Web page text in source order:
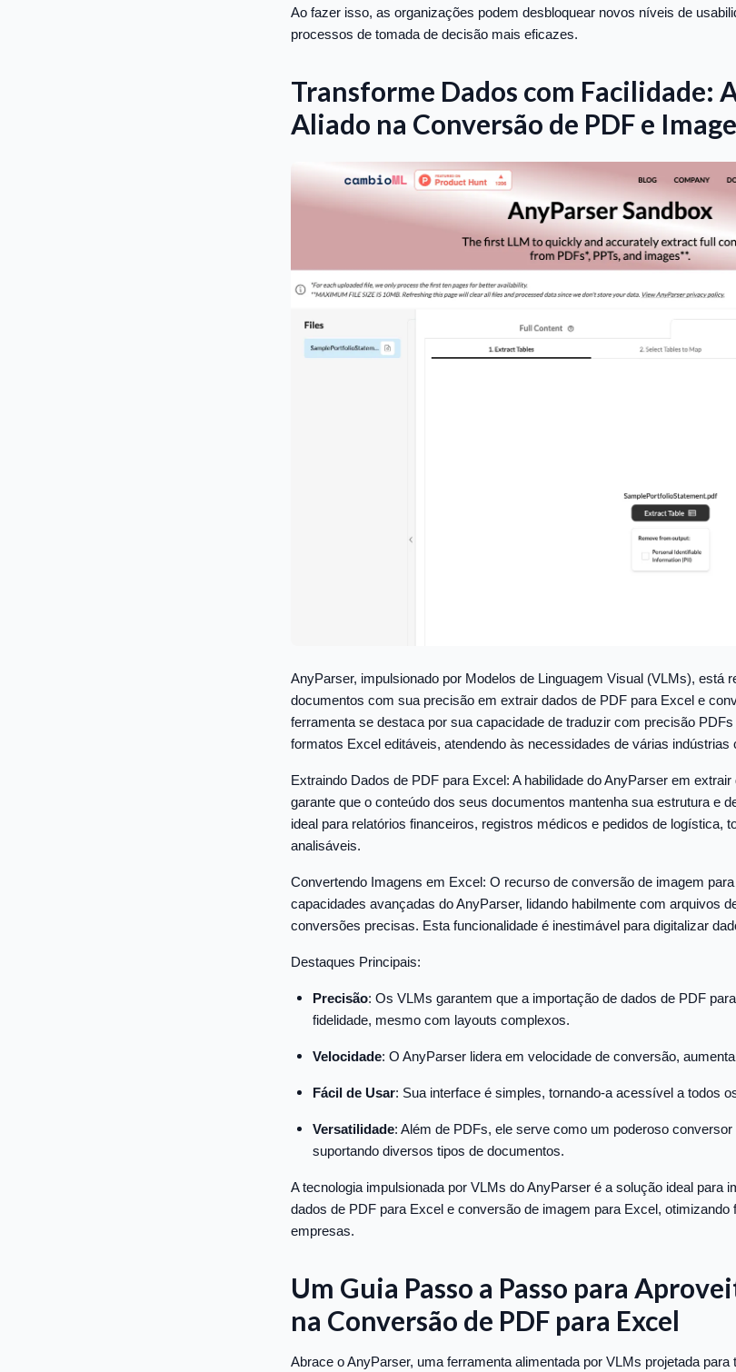
Ao fazer isso, as organizações podem desbloquear novos níveis de
processos de tomada de decisão mais eficazes.
Transforme Dados com Facilidade:
Aliado na Conversão de PDF e
AnyParser, impulsionado por Modelos de Linguagem Visual (VLMs), está
documentos com sua precisão em extrair dados de PDF para Excel e
ferramenta se destaca por sua capacidade de traduzir com precisão
formatos Excel editáveis, atendendo às necessidades de várias indústrias
Extraindo Dados de PDF para Excel: A habilidade do AnyParser em
garante que o conteúdo dos seus documentos mantenha sua estrutura e
ideal para relatórios financeiros, registros médicos e pedidos de logística,
analisáveis.
Convertendo Imagens em Excel: O recurso de conversão de imagem
capacidades avançadas do AnyParser, lidando habilmente com arquivos
conversões precisas. Esta funcionalidade é inestimável para digitalizar
Destaques Principais:
Precisão: Os VLMs garantem que a importação de dados de PDF
fidelidade, mesmo com layouts complexos.
Velocidade: O AnyParser lidera em velocidade de conversão,
Fácil de Usar: Sua interface é simples, tornando-a acessível a todos
Versatilidade: Além de PDFs, ele serve como um poderoso
suportando diversos tipos de documentos.
A tecnologia impulsionada por VLMs do AnyParser é a solução ideal para
dados de PDF para Excel e conversão de imagem para Excel, otimizando
empresas.
Um Guia Passo a Passo para
na Conversão de PDF para Excel
Abrace o AnyParser, uma ferramenta alimentada por VLMs projetada